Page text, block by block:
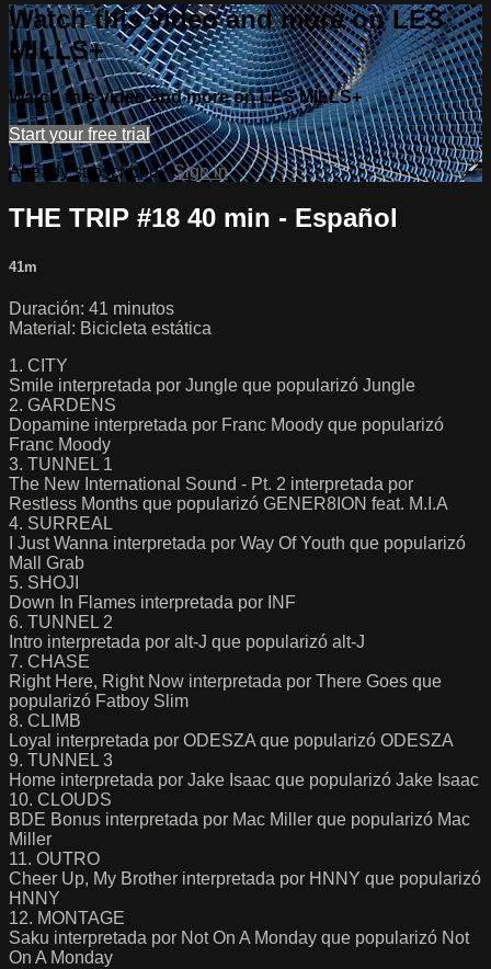
Watch this video and more on LES
MILLS+
Watch this video and more on LES MILLS+
Start your free trial
Already subscribed?Sign in
THE TRIP #18 40 min - Español
41m
Duración: 41 minutos
Material: Bicicleta estática
1. CITY
Smile interpretada por Jungle que popularizó Jungle
2. GARDENS
Dopamine interpretada por Franc Moody que popularizó
Franc Moody
3. TUNNEL 1
The New International Sound - Pt. 2 interpretada por
Restless Months que popularizó GENER8ION feat. M.I.A
4. SURREAL
I Just Wanna interpretada por Way Of Youth que popularizó
Mall Grab
5. SHOJI
Down In Flames interpretada por INF
6. TUNNEL 2
Intro interpretada por alt-J que popularizó alt-J
7. CHASE
Right Here, Right Now interpretada por There Goes que
popularizó Fatboy Slim
8. CLIMB
Loyal interpretada por ODESZA que popularizó ODESZA
9. TUNNEL 3
Home interpretada por Jake Isaac que popularizó Jake Isaac
10. CLOUDS
BDE Bonus interpretada por Mac Miller que popularizó Mac
Miller
11. OUTRO
Cheer Up, My Brother interpretada por HNNY que popularizó
HNNY
12. MONTAGE
Saku interpretada por Not On A Monday que popularizó Not
On A Monday